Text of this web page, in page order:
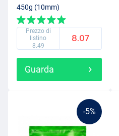
450g (10mm)
Prezzo di
listino
8.49
8.07
Guarda
-5%